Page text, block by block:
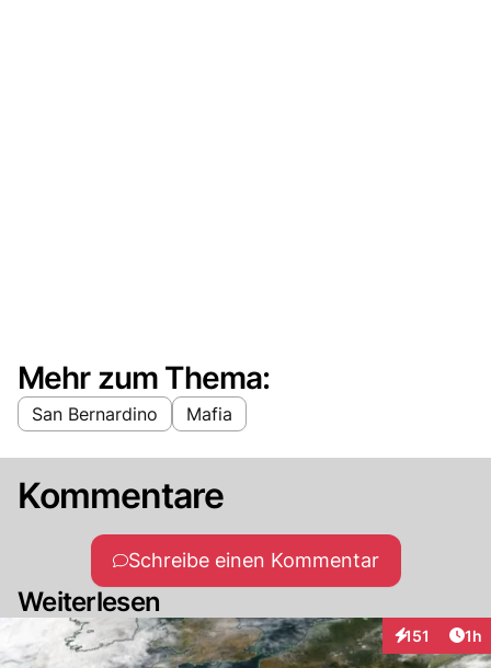
Mehr zum Thema:
San Bernardino Mafia
Kommentare
Schreibe einen Kommentar
Weiterlesen
151
Interaktionen
1h